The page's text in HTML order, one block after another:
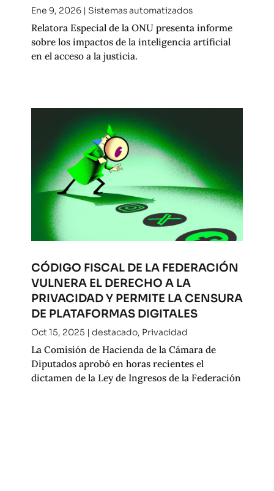
Ene 9, 2026| Sistemas automatizados
Relatora Especial de la ONU presenta informe
sobre los impactos de la inteligencia artificial
en el acceso a la justicia.
CÓDIGO FISCAL DE LA FEDERACIÓN
VULNERA EL DERECHO A LA
PRIVACIDAD Y PERMITE LA CENSURA
DE PLATAFORMAS DIGITALES
Oct 15, 2025 | destacado, Privacidad
La Comisión de Hacienda de la Cámara de
Diputados aprobó en horas recientes el
dictamen de la Ley de Ingresos de la Federación